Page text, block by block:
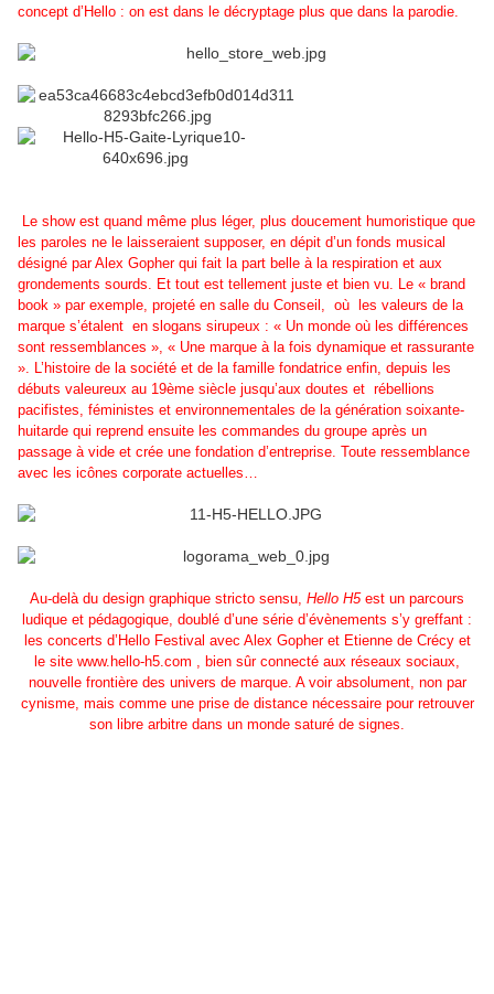
concept d’Hello : on est dans le décryptage plus que dans la parodie.
Le show est quand même plus léger, plus doucement humoristique que
les paroles ne le laisseraient supposer, en dépit d’un fonds musical
désigné par Alex Gopher qui fait la part belle à la respiration et aux
grondements sourds. Et tout est tellement juste et bien vu. Le « brand
book » par exemple, projeté en salle du Conseil, où les valeurs de la
marque s’étalent en slogans sirupeux : « Un monde où les différences
sont ressemblances », « Une marque à la fois dynamique et rassurante
». L’histoire de la société et de la famille fondatrice enfin, depuis les
débuts valeureux au 19ème siècle jusqu’aux doutes et rébellions
pacifistes, féministes et environnementales de la génération soixante-
huitarde qui reprend ensuite les commandes du groupe après un
passage à vide et crée une fondation d’entreprise. Toute ressemblance
avec les icônes corporate actuelles…
Au-delà du design graphique stricto sensu, Hello H5est un parcours
ludique et pédagogique, doublé d’une série d’évènements s’y greffant :
les concerts d’Hello Festival avec Alex Gopher et Etienne de Crécy et
le site www.hello-h5.com , bien sûr connecté aux réseaux sociaux,
nouvelle frontière des univers de marque. A voir absolument, non par
cynisme, mais comme une prise de distance nécessaire pour retrouver
son libre arbitre dans un monde saturé de signes.